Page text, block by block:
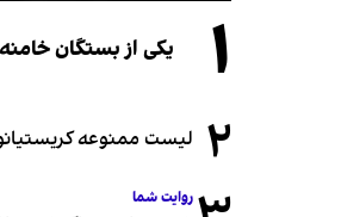
۱ یکی از بستگان
۲ لیست ممنوعه کریستیانو؛ ۱۰ چهره‌ای که در مراسم عروسی رونالدو و جورجینا جایی
روایت شما